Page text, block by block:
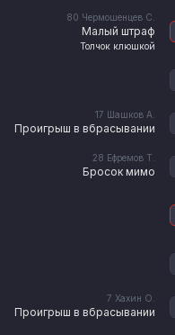
80 Чермошенцев С.
Малый штраф
Толчок клюшкой
17 Шашков А.
Проигрыш в вбрасывании
28 Ефремов Т.
Бросок мимо
7 Хахин О.
Проигрыш в вбрасывании